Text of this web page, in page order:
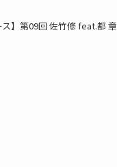
ス】第09回 佐竹修 feat.都 章